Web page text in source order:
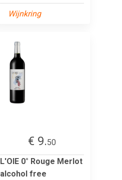
Wijnkring
€ 9.50
L'OIE 0° Rouge Merlot
alcohol free